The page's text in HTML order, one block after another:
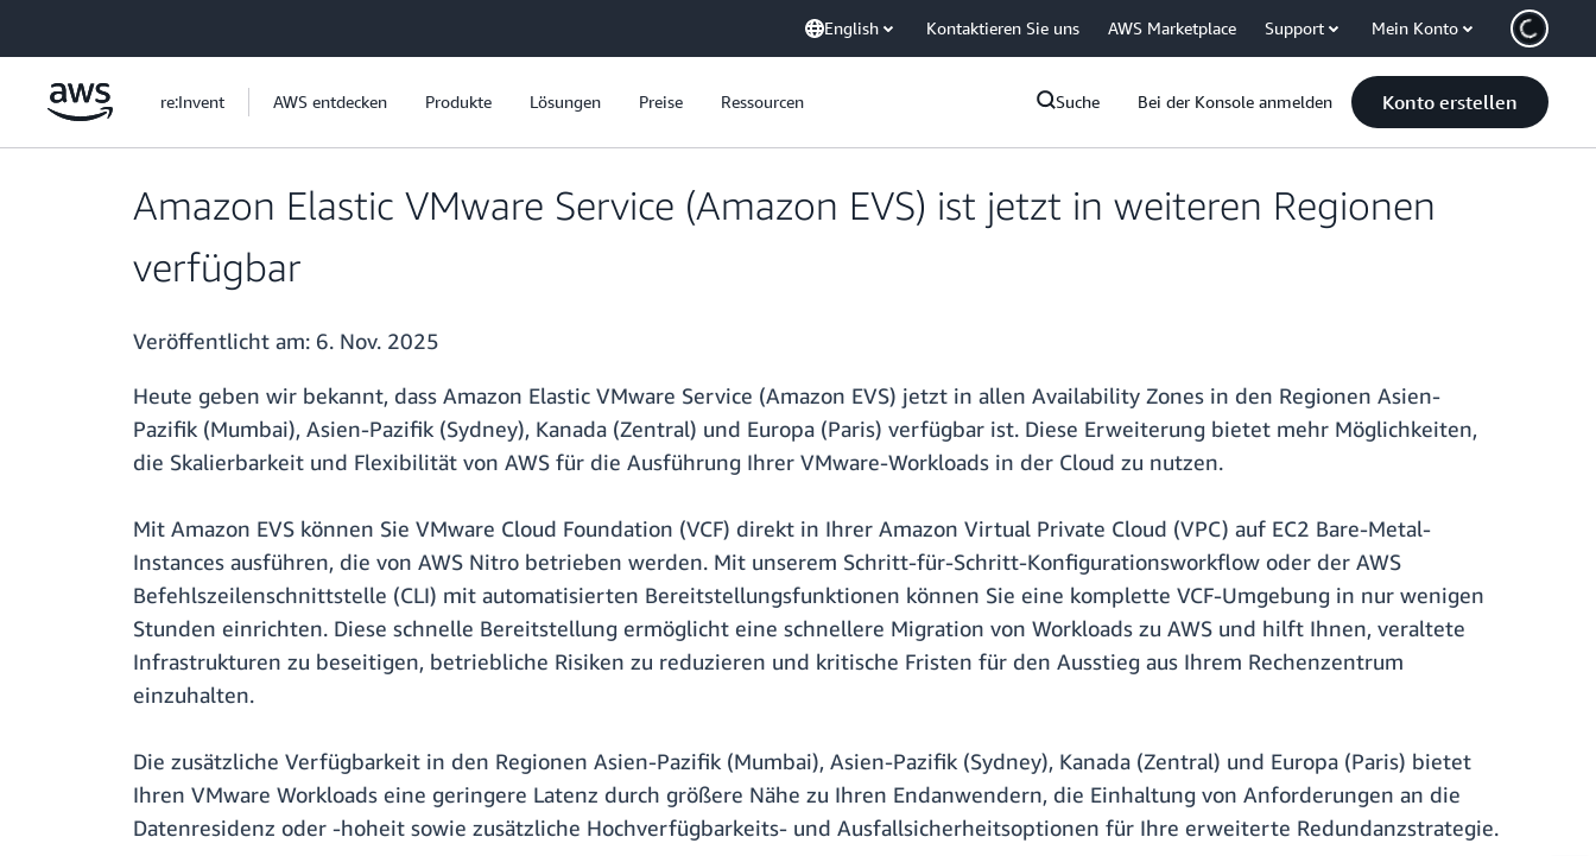
English Kontaktieren Sie uns AWS Marketplace Support Mein Konto
re:Invent AWS entdecken Produkte Lösungen Preise Ressourcen Suche Bei der Konsole anmelden Konto erstellen
Amazon Elastic VMware Service (Amazon EVS) ist jetzt in weiteren Regionen
verfügbar
Veröffentlicht am: 6. Nov. 2025
Heute geben wir bekannt, dass Amazon Elastic VMware Service (Amazon EVS) jetzt in allen Availability Zones in den Regionen Asien-
Pazifik (Mumbai), Asien-Pazifik (Sydney), Kanada (Zentral) und Europa (Paris) verfügbar ist. Diese Erweiterung bietet mehr Möglichkeiten,
die Skalierbarkeit und Flexibilität von AWS für die Ausführung Ihrer VMware-Workloads in der Cloud zu nutzen.
Mit Amazon EVS können Sie VMware Cloud Foundation (VCF) direkt in Ihrer Amazon Virtual Private Cloud (VPC) auf EC2 Bare-Metal-
Instances ausführen, die von AWS Nitro betrieben werden. Mit unserem Schritt-für-Schritt-Konfigurationsworkflow oder der AWS
Befehlszeilenschnittstelle (CLI) mit automatisierten Bereitstellungsfunktionen können Sie eine komplette VCF-Umgebung in nur wenigen
Stunden einrichten. Diese schnelle Bereitstellung ermöglicht eine schnellere Migration von Workloads zu AWS und hilft Ihnen, veraltete
Infrastrukturen zu beseitigen, betriebliche Risiken zu reduzieren und kritische Fristen für den Ausstieg aus Ihrem Rechenzentrum
einzuhalten.
Die zusätzliche Verfügbarkeit in den Regionen Asien-Pazifik (Mumbai), Asien-Pazifik (Sydney), Kanada (Zentral) und Europa (Paris) bietet
Ihren VMware Workloads eine geringere Latenz durch größere Nähe zu Ihren Endanwendern, die Einhaltung von Anforderungen an die
Datenresidenz oder -hoheit sowie zusätzliche Hochverfügbarkeits- und Ausfallsicherheitsoptionen für Ihre erweiterte Redundanzstrategie.